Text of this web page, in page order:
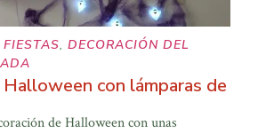
, DECORACIÓN DEL
con lámparas de
de Halloween con unas